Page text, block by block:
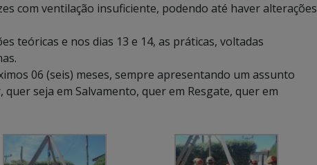
com ventilação insuficiente, podendo até haver alterações
teóricas e nos dias 13 e 14, as práticas, voltadas
06 (seis) meses, sempre apresentando um assunto
seja em Salvamento, quer em Resgate, quer em